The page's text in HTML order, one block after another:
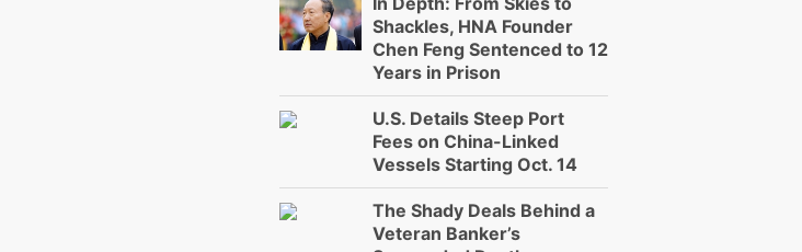
Shackles, HNA Founder
Chen Feng Sentenced to 12
Years in Prison
U.S. Details Steep Port
Fees on China-Linked
Vessels Starting Oct. 14
The Shady Deals Behind a
Veteran Banker’s